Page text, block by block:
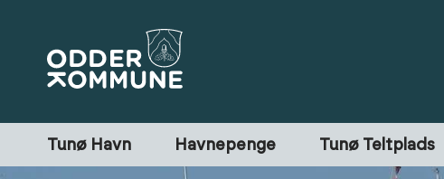
Tunø Havn Havnepenge Tunø Teltplads